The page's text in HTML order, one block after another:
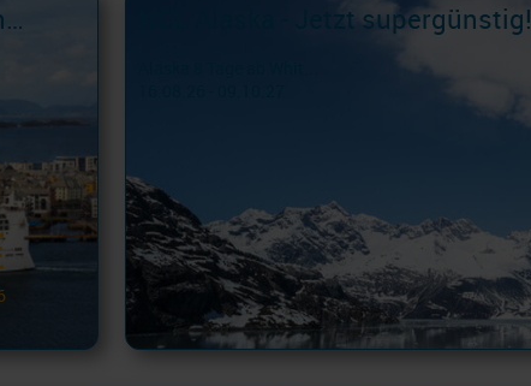
NCL Spirit: Asien mit langen Aufenthalten oder Übernachtungen im Hafen! NCL Alaska - Jetzt supergünstig!